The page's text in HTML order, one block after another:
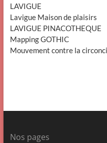
LAVIGUE
Lavigue Maison de plaisirs
LAVIGUE PINACOTHEQUE
Mapping GOTHIC
Mouvement contre la
Nos pages